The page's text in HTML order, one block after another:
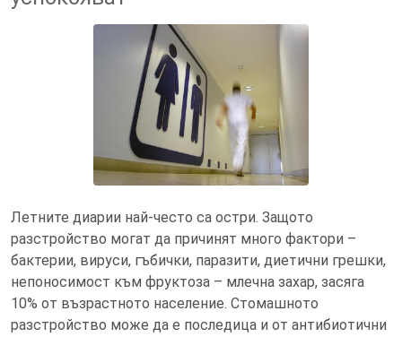
Летните диарии най-често са
Летните диарии най-често са остри. Защото
разстройство могат да причинят много фактори –
бактерии, вируси, гъбички, паразити, диетични грешки,
непоносимост към фруктоза – млечна захар, засяга
10% от възрастното население. Стомашното
разстройство може да е последица и от антибиотични